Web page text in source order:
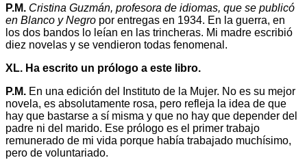
P.M. Cristina Guzmán, profesora de idiomas, que se publicó
en Blanco y Negro por entregas en 1934. En la guerra, en
los dos bandos lo leían en las trincheras. Mi madre escribió
diez novelas y se vendieron todas fenomenal.
XL. Ha escrito un prólogo a este libro.
P.M. En una edición del Instituto de la Mujer. No es su mejor
novela, es absolutamente rosa, pero refleja la idea de que
hay que bastarse a sí misma y que no hay que depender del
padre ni del marido. Ese prólogo es el primer trabajo
remunerado de mi vida porque había trabajado muchísimo,
pero de voluntariado.